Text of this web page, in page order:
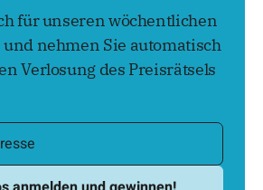
für unseren wöchentlichen
nehmen Sie automatisch
Verlosung des Preisrätsels